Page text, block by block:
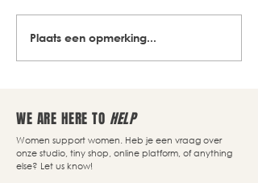
Plaats een opmerking...
WE ARE HERE TO HELP
Women support women. Heb je een vraag over
onze studio, tiny shop, online platform, of anything
else? Let us know!